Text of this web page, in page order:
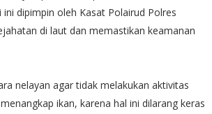
dipimpin oleh Kasat Polairud Polres
di laut dan memastikan keamanan
nelayan agar tidak melakukan aktivitas
ikan, karena hal ini dilarang keras